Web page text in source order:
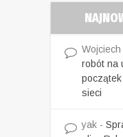
Wojciech
robót na
sieci
yak -